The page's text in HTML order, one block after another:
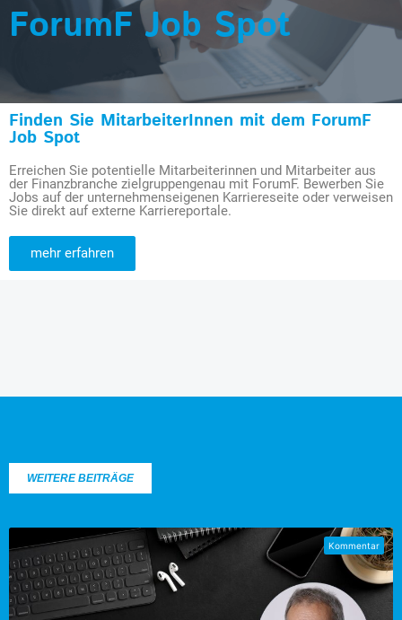
ForumF Job Spot
Finden Sie MitarbeiterInnen mit dem ForumF
Job Spot
Erreichen Sie potentielle Mitarbeiterinnen und Mitarbeiter aus
der Finanzbranche zielgruppengenau mit ForumF. Bewerben Sie
Jobs auf der unternehmenseigenen Karriereseite oder verweisen
Sie direkt auf externe Karriereportale.
mehr erfahren
WEITERE BEITRÄGE